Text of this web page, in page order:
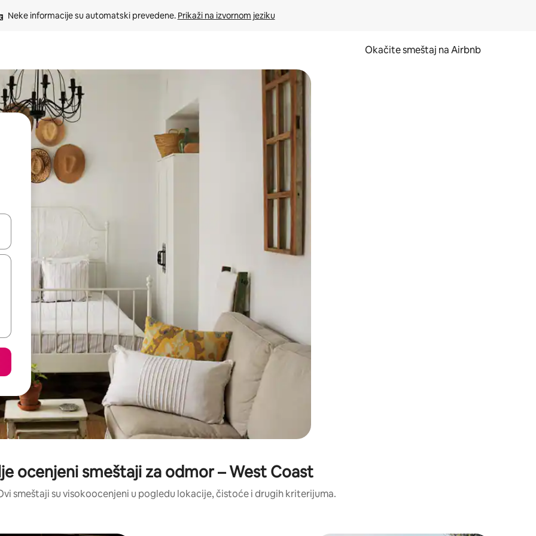
Neke informacije su automatski prevedene. Prikaži na izvornom jeziku
Okačite smeštaj na Airbnb
njih pomoću strelica nagore i nadole, kao i da ih istražujte dodirom ili prevlačenjem.
ocenjeni smeštaji za odmor – West Coast
smeštaji su visokoocenjeni u pogledu lokacije, čistoće i drugih kriterijuma.